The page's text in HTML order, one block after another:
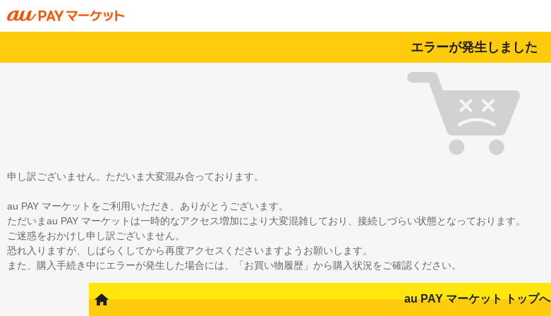
エラーが発生しました
申し訳ございません。ただいま大変混み合っております。
au PAY マーケットをご利用いただき、ありがとうございます。
ただいまau PAY マーケットは一時的なアクセス増加により大変混雑しており、接続しづらい状態となっております。
ご迷惑をおかけし申し訳ございません。
恐れ入りますが、しばらくしてから再度アクセスくださいますようお願いします。
また、購入手続き中にエラーが発生した場合には、「お買い物履歴」から購入状況をご確認ください。
au PAY マーケット トップへ